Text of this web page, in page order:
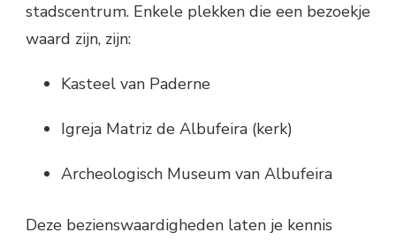
stadscentrum. Enkele plekken die een bezoekje
waard zijn, zijn:
Kasteel van Paderne
Igreja Matriz de Albufeira (kerk)
Archeologisch Museum van Albufeira
Deze bezienswaardigheden laten je kennis